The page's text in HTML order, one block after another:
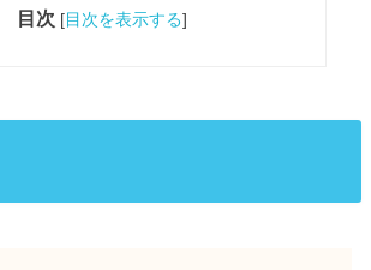
目次 [目次を表示する]